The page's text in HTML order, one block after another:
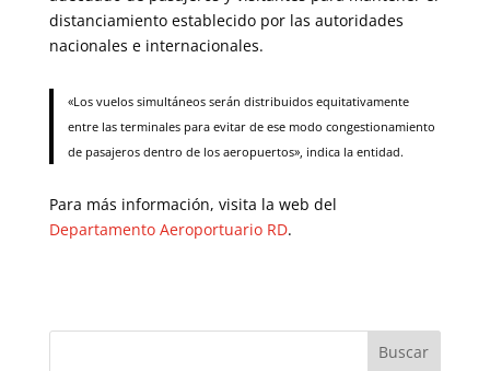
distanciamiento establecido por las autoridades
nacionales e internacionales.
«Los vuelos simultáneos serán distribuidos equitativamente
entre las terminales para evitar de ese modo congestionamiento
de pasajeros dentro de los aeropuertos», indica la entidad.
Para más información, visita la web del
Departamento Aeroportuario RD.